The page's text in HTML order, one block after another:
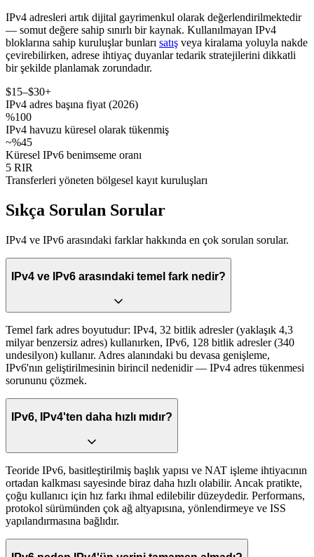
IPv4 adresleri artık dijital gayrimenkul olarak değerlendirilmektedir
— somut değere sahip sınırlı bir kaynak. Kullanılmayan IPv4
bloklarına sahip kuruluşlar bunları satış veya kiralama yoluyla nakde
çevirebilirken, adrese ihtiyaç duyanlar tedarik stratejilerini dikkatli
bir şekilde planlamak zorundadır.
$15–$30+
IPv4 adres başına fiyat (2026)
%100
IPv4 havuzu küresel olarak tükenmiş
~%45
Küresel IPv6 benimseme oranı
5 RIR
Transferleri yöneten bölgesel kayıt kuruluşları
Sıkça Sorulan Sorular
IPv4 ve IPv6 arasındaki farklar hakkında en çok sorulan sorular.
IPv4 ve IPv6 arasındaki temel fark nedir?
Temel fark adres boyutudur: IPv4, 32 bitlik adresler (yaklaşık 4,3
milyar benzersiz adres) kullanırken, IPv6, 128 bitlik adresler (340
undesilyon) kullanır. Adres alanındaki bu devasa genişleme,
IPv6'nın geliştirilmesinin birincil nedenidir — IPv4 adres tükenmesi
sorununu çözmek.
IPv6, IPv4'ten daha hızlı mıdır?
Teoride IPv6, basitleştirilmiş başlık yapısı ve NAT işleme ihtiyacının
ortadan kalkması sayesinde biraz daha hızlı olabilir. Ancak pratikte,
çoğu kullanıcı için hız farkı ihmal edilebilir düzeydedir. Performans,
protokol sürümünden çok ağ altyapısına, yönlendirmeye ve ISS
yapılandırmasına bağlıdır.